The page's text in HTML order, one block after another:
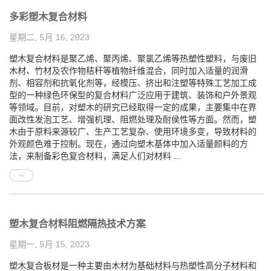
多彩塑木复合材料
星期二, 5月 16, 2023
塑木复合材料是聚乙烯、聚丙烯、聚氯乙烯等热塑性塑料，与废旧
木材、竹材及农作物秸秆等植物纤维混合，同时加入适量的润滑
剂、相容剂和抗氧化剂等，经模压、挤出和注塑等特殊工艺加工成
型的一种绿色环保型的复合材料广泛应用于建筑、装饰和户外景观
等领域。目前，对塑木的研究已经取得一定的成果，主要集中在界
面改性发泡工艺、增强机理、阻燃处理及耐侯性等方面。然而，塑
木由于原料来源较广、生产工艺复杂、使用环境多变，导致材料的
外观颜色难于控制。现在，通过向塑木基体中加入适量颜料的方
法，来制备彩色复合材料，满足人们对材料 ...
塑木复合材料阻燃隔热技术方案
星期一, 5月 15, 2023
塑木复合板材是一种主要由木材为基础材料与热塑性高分子材料和